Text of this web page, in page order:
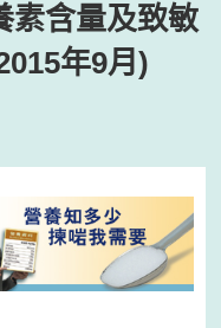
素含量及致敏
年9月)